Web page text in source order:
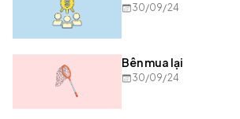
30/09/24
Bên mua lại
30/09/24